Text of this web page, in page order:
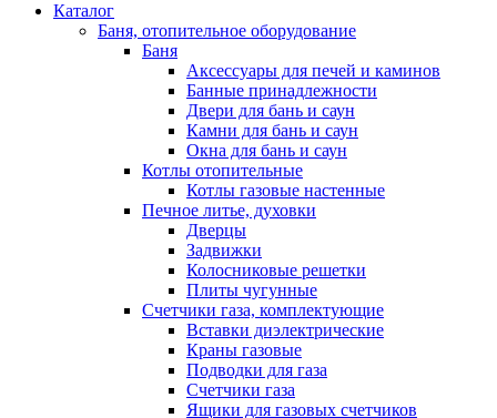
Каталог
Баня, отопительное оборудование
Баня
Аксессуары для печей и каминов
Банные принадлежности
Двери для бань и саун
Камни для бань и саун
Окна для бань и саун
Котлы отопительные
Котлы газовые настенные
Печное литье, духовки
Дверцы
Задвижки
Колосниковые решетки
Плиты чугунные
Счетчики газа, комплектующие
Вставки диэлектрические
Краны газовые
Подводки для газа
Счетчики газа
Ящики для газовых счетчиков